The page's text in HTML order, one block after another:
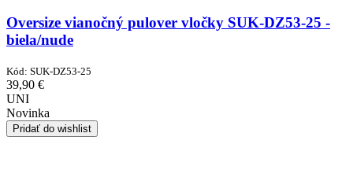
Oversize vianočný pulover vločky SUK-DZ53-25 -
biela/nude
Kód: SUK-DZ53-25
39,90 €
UNI
Novinka
Pridať do wishlist